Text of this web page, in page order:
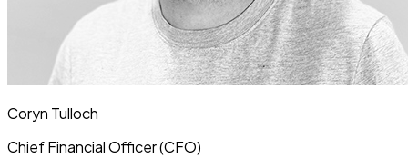
Coryn Tulloch
Chief Financial Officer (CFO)